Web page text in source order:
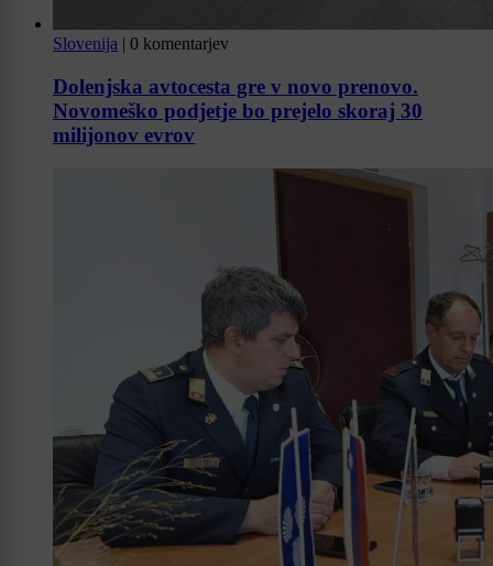
Slovenija | 0 komentarjev
Dolenjska avtocesta gre v novo prenovo.
Novomeško podjetje bo prejelo skoraj 30
milijonov evrov